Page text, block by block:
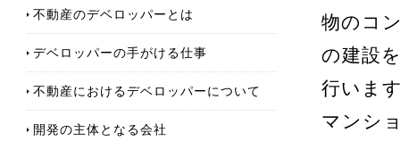
物のコ
の建設
行いま
マンシ
不動産のデベロッパーとは
デベロッパーの手がける仕事
不動産におけるデベロッパーについて
開発の主体となる会社